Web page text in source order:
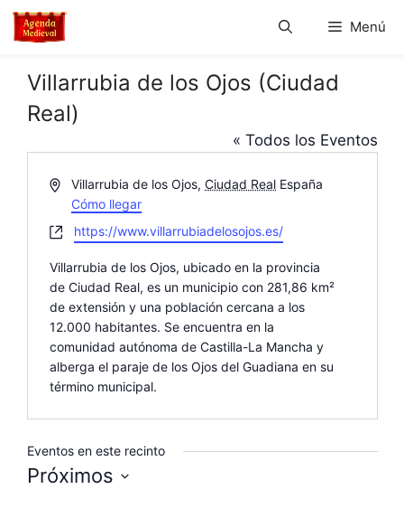
Saltar
Menú
Villarrubia de los Ojos (Ciudad
Real)
« Todos los Eventos
D
r
e
c
c
i
ó
n
Villarrubia de los Ojos, Ciudad Real España
Cómo llegar
W
b
s
i
t
e
https://www.villarrubiadelosojos.es/
Villarrubia de los Ojos, ubicado en la provincia
de Ciudad Real, es un municipio con 281,86 km²
de extensión y una población cercana a los
12.000 habitantes. Se encuentra en la
comunidad autónoma de Castilla-La Mancha y
alberga el paraje de los Ojos del Guadiana en su
término municipal.
Eventos en este recinto
Próximos